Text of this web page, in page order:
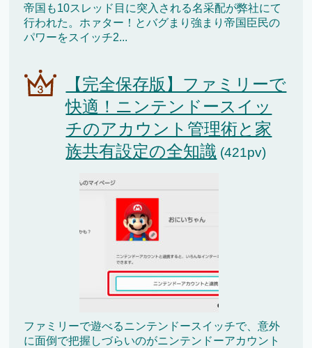
帝国も10スレッド目に突入される名采配が弊社にて
行われた。ホァター！とバグまり強まり帝国臣民の
パワーをスイッチ2...
【完全保存版】ファミリーで
快適！ニンテンドースイッ
チのアカウント管理術と家
族共有設定の全知識 (421pv)
ファミリーで遊べるニンテンドースイッチで、意外
に面倒で把握しづらいのがニンテンドーアカウント